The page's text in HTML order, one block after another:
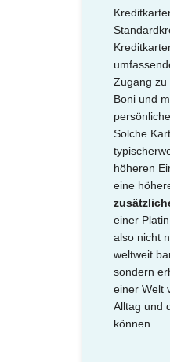
Zugang zu
Boni und
Solche
höheren
eine
einer
also nicht
weltweit
sondern
einer Welt
Alltag und
können.